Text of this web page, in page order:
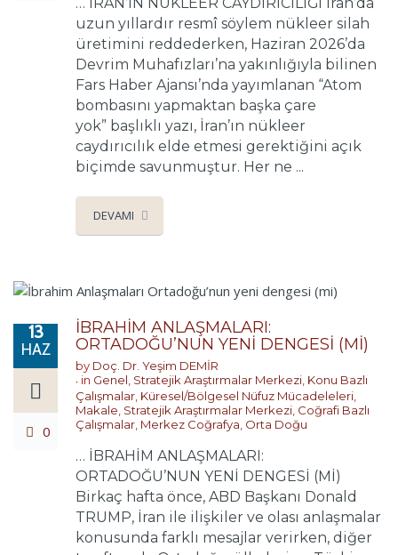
uzun yıllardır resmî söylem nükleer silah
üretimini reddederken, Haziran 2026’da
Devrim Muhafızları’na yakınlığıyla bilinen
Fars Haber Ajansı’nda yayımlanan “Atom
bombasını yapmaktan başka çare
yok” başlıklı yazı, İran’ın nükleer
caydırıcılık elde etmesi gerektiğini açık
biçimde savunmuştur. Her ne ...
DEVAMI
13
HAZ
0
İBRAHİM ANLAŞMALARI:
ORTADOĞU’NUN YENİ DENGESİ (Mİ)
by Doç. Dr. Yeşim DEMİR
in Genel, Stratejik Araştırmalar Merkezi, Konu Bazlı
Çalışmalar, Küresel/Bölgesel Nüfuz Mücadeleleri,
Makale, Stratejik Araştırmalar Merkezi, Coğrafi Bazlı
Çalışmalar, Merkez Coğrafya, Orta Doğu
… İBRAHİM ANLAŞMALARI:
ORTADOĞU’NUN YENİ DENGESİ (Mİ)
Birkaç hafta önce, ABD Başkanı Donald
TRUMP, İran ile ilişkiler ve olası anlaşmalar
konusunda farklı mesajlar verirken, diğer